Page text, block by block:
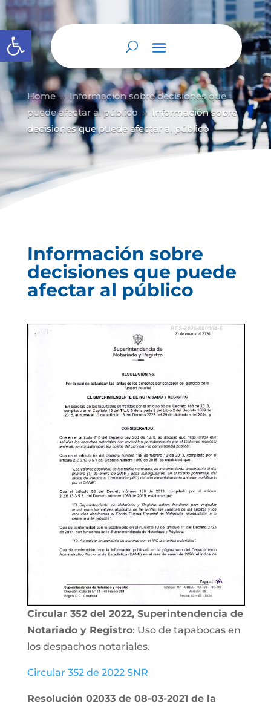
Abrir barra de herramientas
Home 9 Información sobre decisiones que
puede afectar al público 9 Información sobre
decisiones que puede afectar al público
Información sobre
decisiones que puede
afectar al público
Circular 352 del 2022, Superintendencia de
Notariado y Registro: Uso de tapabocas en
los despachos notariales.
Circular 352 de 2022 SNR
Resolución 02033 de 08-03-2021 de la